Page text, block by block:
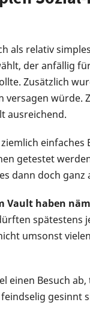
als relativ
der anfällig
Zusätzlich
versagen
ausreichend.
getestet
dann doch ganz
Vault haben
spätestens
umsonst
einen Besuch